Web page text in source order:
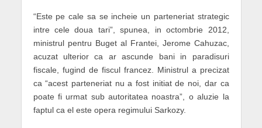
“Este pe cale sa se incheie un parteneriat strategic
intre cele doua tari”, spunea, in octombrie 2012,
ministrul pentru Buget al Frantei, Jerome Cahuzac,
acuzat ulterior ca ar ascunde bani in paradisuri
fiscale, fugind de fiscul francez. Ministrul a precizat
ca “acest parteneriat nu a fost initiat de noi, dar ca
poate fi urmat sub autoritatea noastra”, o aluzie la
faptul ca el este opera regimului Sarkozy.